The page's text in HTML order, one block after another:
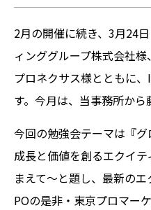
2月の開催に続き、3月24
ィンググループ株式会社
プロネクサス様とともに
す。今月は、当事務所から
今回の勉強会テーマは『
成⻑と価値を創るエクイ
まえて〜と題し、最新の
POの是⾮・東京プロマー